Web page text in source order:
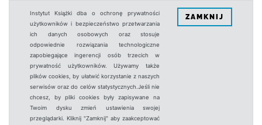
Instytut Książki dba o ochronę prywatności
użytkowników i bezpieczeństwo przetwarzania
ich danych osobowych oraz stosuje
odpowiednie rozwiązania technologiczne
zapobiegające ingerencji osób trzecich w
prywatność użytkowników. Używamy także
plików cookies, by ułatwić korzystanie z naszych
serwisów oraz do celów statystycznych.Jeśli nie
chcesz, by pliki cookies były zapisywane na
Twoim dysku zmień ustawienia swojej
przeglądarki. Kliknij "Zamknij" aby zaakceptować
ZAMKNIJ